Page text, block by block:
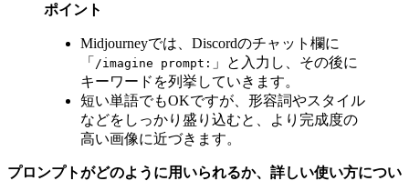
ポイント
Midjourneyでは、Discordのチャット欄に
「 /imagine prompt: 」と入力し、その後に
キーワードを列挙していきます。
短い単語でもOKですが、形容詞やスタイル
などをしっかり盛り込むと、より完成度の
高い画像に近づきます。
プロンプトがどのように用いられるか、詳しい使い方につい